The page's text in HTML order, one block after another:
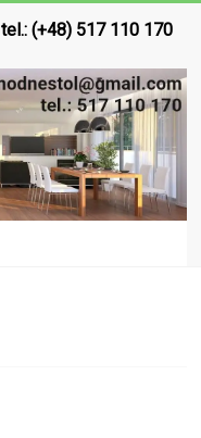
tel.: (+48) 517 110 170